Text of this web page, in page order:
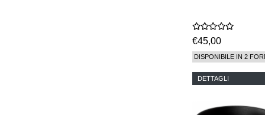
€45,00
DISPONIBILE IN 2
DETTAGLI